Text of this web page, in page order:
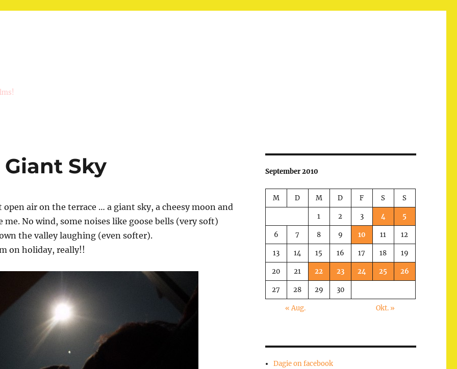
Sky
air on the terrace … a giant sky, a cheesy moon and
me. No wind, some noises like goose bells (very soft)
the valley laughing (even softer).
on holiday, really!!
September 2010
M D M D F S S
1 2 3 4 5
6 7 8 9 10 11 12
13 14 15 16 17 18 19
20 21 22 23 24 25 26
27 28 29 30
« Aug. Okt. »
Dagie on facebook